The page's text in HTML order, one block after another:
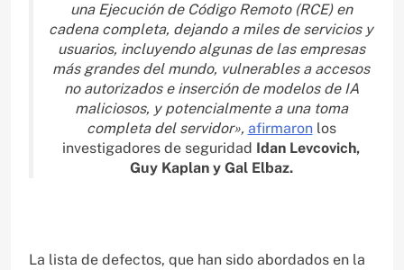
una Ejecución de Código Remoto (RCE) en
cadena completa, dejando a miles de servicios y
usuarios, incluyendo algunas de las empresas
más grandes del mundo, vulnerables a accesos
no autorizados e inserción de modelos de IA
maliciosos, y potencialmente a una toma
completa del servidor», afirmaronlos
investigadores de seguridad Idan Levcovich,
Guy Kaplan y Gal Elbaz.
La lista de defectos, que han sido abordados en la